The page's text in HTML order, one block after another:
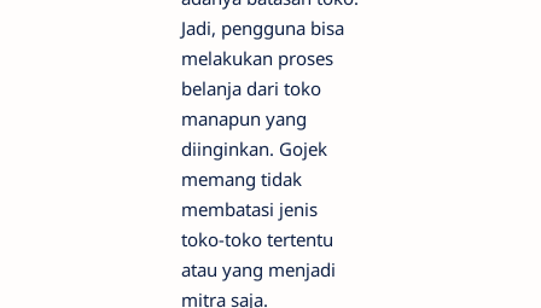
Jadi, pengguna bisa
melakukan proses
belanja dari toko
manapun yang
diinginkan. Gojek
memang tidak
membatasi jenis
toko-toko tertentu
atau yang menjadi
mitra saja.